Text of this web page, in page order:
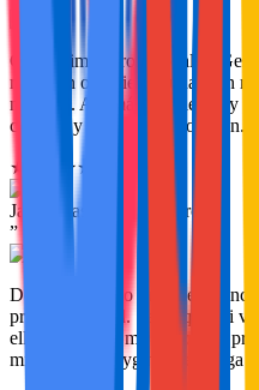
Grandísimos profesionales.
me están obteniendo una gran
mi parte. Además también hay
cercano y su plena disposición.
★ ★★
Javier Casanova Navarro
”
Desde el minuto uno fueron
profesionalidad. Sabía que mi
ellos, ahora no me tengo que
mi vivienda, Dygav se encarga